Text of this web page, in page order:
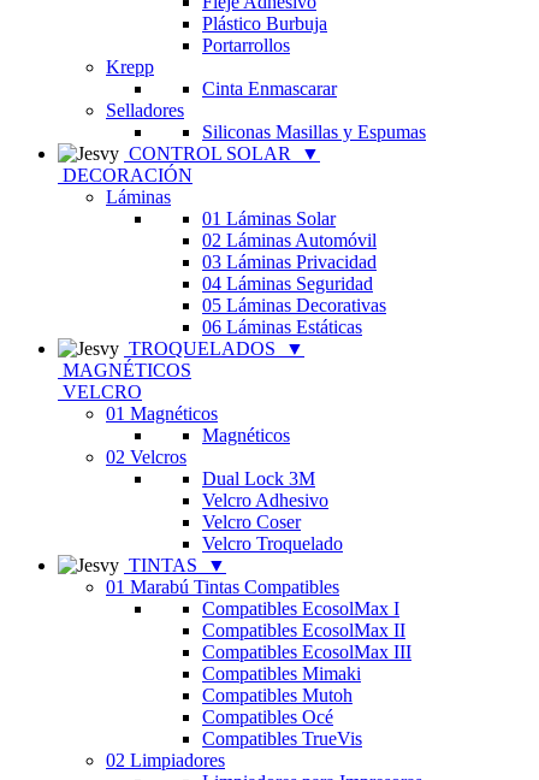
Plástico Burbuja
Portarrollos
Krepp
Cinta Enmascarar
Selladores
Siliconas Masillas y Espumas
CONTROL SOLAR
▼
DECORACIÓN
Láminas
01 Láminas Solar
02 Láminas Automóvil
03 Láminas Privacidad
04 Láminas Seguridad
05 Láminas Decorativas
06 Láminas Estáticas
TROQUELADOS
▼
MAGNÉTICOS
VELCRO
01 Magnéticos
Magnéticos
02 Velcros
Dual Lock 3M
Velcro Adhesivo
Velcro Coser
Velcro Troquelado
TINTAS
▼
01 Marabú Tintas Compatibles
Compatibles EcosolMax I
Compatibles EcosolMax II
Compatibles EcosolMax III
Compatibles Mimaki
Compatibles Mutoh
Compatibles Océ
Compatibles TrueVis
02 Limpiadores